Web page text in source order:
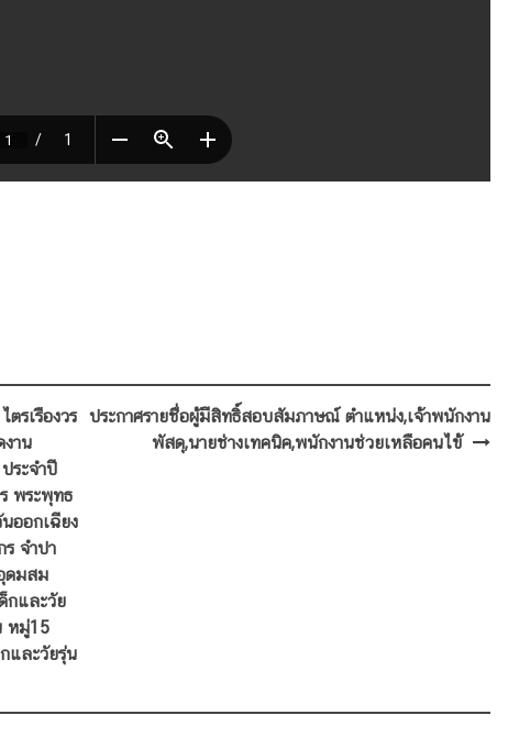
รเรืองวร
าน
ระจำปี
พระพุทธ
ออกเฉียง
จำปา
ดมสม
กและวัย
หมู่15
และวัยรุ่น
ประกาศรายชื่อผู้มีสิทธิ์สอบสัมภาษณ์ ตำแหน่ง,เจ้าพนักงาน
พัสดุ,นายช่างเทคนิค,พนักงานช่วยเหลือคนไข้